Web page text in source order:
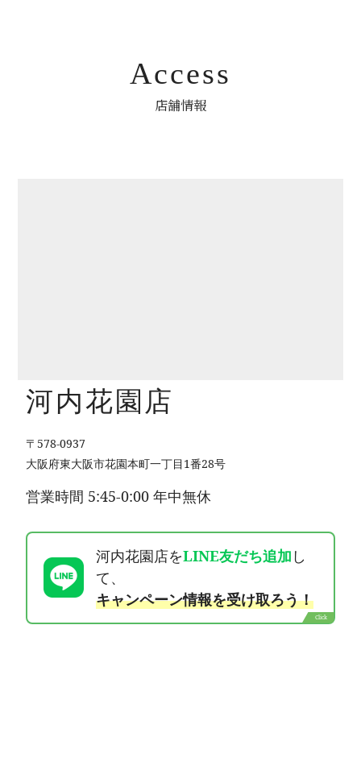
Access
店舗情報
河内花園店
〒578-0937
大阪府東大阪市花園本町一丁目1番28号
営業時間 5:45-0:00 年中無休
河内花園店をLINE友だち追加 し
て、
キャンペーン情報を受け取ろう！
Click